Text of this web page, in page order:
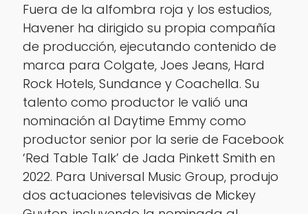
Fuera de la alfombra roja y los estudios,
Havener ha dirigido su propia compañía
de producción, ejecutando contenido de
marca para Colgate, Joes Jeans, Hard
Rock Hotels, Sundance y Coachella. Su
talento como productor le valió una
nominación al Daytime Emmy como
productor senior por la serie de Facebook
‘Red Table Talk’ de Jada Pinkett Smith en
2022. Para Universal Music Group, produjo
dos actuaciones televisivas de Mickey